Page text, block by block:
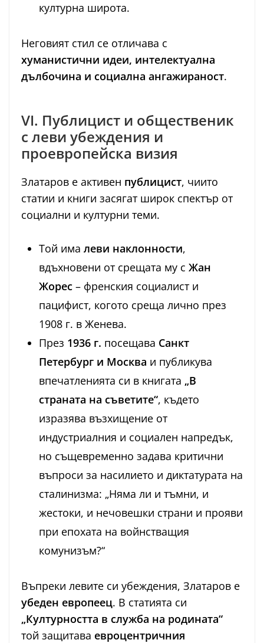
културна широта.
Неговият стил се отличава с
хуманистични идеи, интелектуална
дълбочина и социална ангажираност.
VI. Публицист и общественик
с леви убеждения и
проевропейска визия
Златаров е активен публицист, чиито
статии и книги засягат широк спектър от
социални и културни теми.
Той има леви наклонности,
вдъхновени от срещата му с Жан
Жорес – френския социалист и
пацифист, когото среща лично през
1908 г. в Женева.
През 1936 г. посещава Санкт
Петербург и Москва и публикува
впечатленията си в книгата „В
страната на съветите“, където
изразява възхищение от
индустриалния и социален напредък,
но същевременно задава критични
въпроси за насилието и диктатурата на
сталинизма: „Няма ли и тъмни, и
жестоки, и нечовешки страни и прояви
при епохата на войнстващия
комунизъм?“
Въпреки левите си убеждения, Златаров е
убеден европеец. В статията си
„Културността в служба на родината“
той защитава евроцентричния